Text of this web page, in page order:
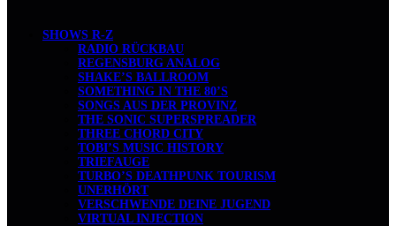
SHOWS R-Z
RADIO RÜCKBAU
REGENSBURG ANALOG
SHAKE’S BALLROOM
SOMETHING IN THE 80’S
SONGS AUS DER PROVINZ
THE SONIC SUPERSPREADER
THREE CHORD CITY
TOBI’S MUSIC HISTORY
TRIEFAUGE
TURBO’S DEATHPUNK TOURISM
UNERHÖRT
VERSCHWENDE DEINE JUGEND
VIRTUAL INJECTION